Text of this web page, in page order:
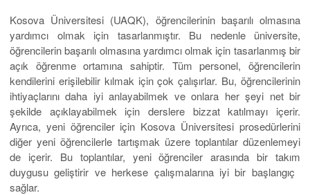
Kosova Üniversitesi (UAQK), öğrencilerinin başarılı olmasına
yardımcı olmak için tasarlanmıştır. Bu nedenle üniversite,
öğrencilerin başarılı olmasına yardımcı olmak için tasarlanmış bir
açık öğrenme ortamına sahiptir. Tüm personel, öğrencilerin
kendilerini erişilebilir kılmak için çok çalışırlar. Bu, öğrencilerinin
ihtiyaçlarını daha iyi anlayabilmek ve onlara her şeyi net bir
şekilde açıklayabilmek için derslere bizzat katılmayı içerir.
Ayrıca, yeni öğrenciler için Kosova Üniversitesi prosedürlerini
diğer yeni öğrencilerle tartışmak üzere toplantılar düzenlemeyi
de içerir. Bu toplantılar, yeni öğrenciler arasında bir takım
duygusu geliştirir ve herkese çalışmalarına iyi bir başlangıç ​​
sağlar.